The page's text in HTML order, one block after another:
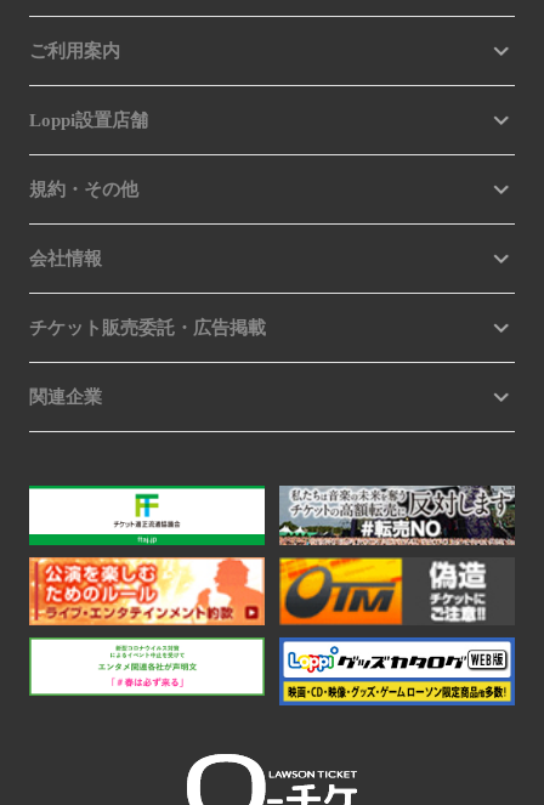
ご利用案内
Loppi設置店舗
規約・その他
会社情報
チケット販売委託・広告掲載
関連企業